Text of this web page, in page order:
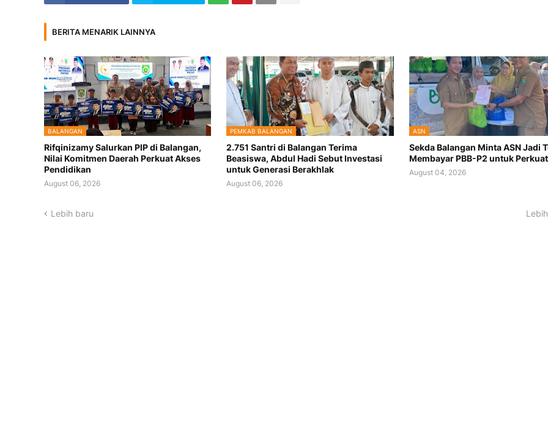
BERITA MENARIK LAINNYA
BALANGAN
Rifqinizamy Salurkan PIP di Balangan,
Nilai Komitmen Daerah Perkuat Akses
Pendidikan
August 06, 2026
PEMKAB BALANGAN
2.751 Santri di Balangan Terima
Beasiswa, Abdul Hadi Sebut Investasi
untuk Generasi Berakhlak
August 06, 2026
ASN
Sekda Balangan Minta ASN Jadi
Membayar PBB-P2 untuk Perkuat
August 04, 2026
Lebih baru